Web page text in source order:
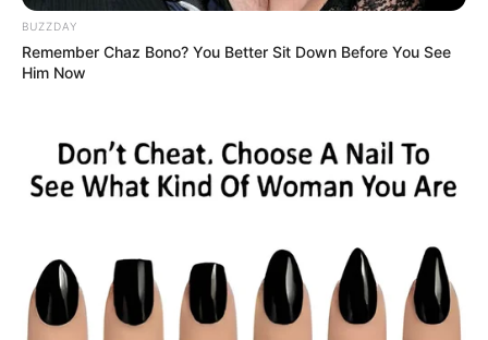
BUZZDAY
Remember Chaz Bono? You Better Sit Down Before You See
Him Now